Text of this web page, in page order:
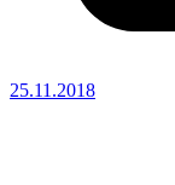
25.11.2018